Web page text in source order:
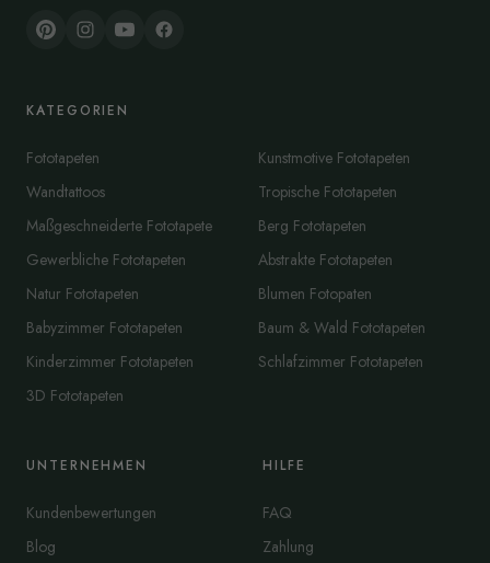
KATEGORIEN
Fototapeten
Wandtattoos
Maßgeschneiderte Fototapete
Gewerbliche Fototapeten
Natur Fototapeten
Babyzimmer Fototapeten
Kinderzimmer Fototapeten
3D Fototapeten
Kunstmotive Fototapeten
Tropische Fototapeten
Berg Fototapeten
Abstrakte Fototapeten
Blumen Fotopaten
Baum & Wald Fototapeten
Schlafzimmer Fototapeten
UNTERNEHMEN
Kundenbewertungen
Blog
HILFE
FAQ
Zahlung